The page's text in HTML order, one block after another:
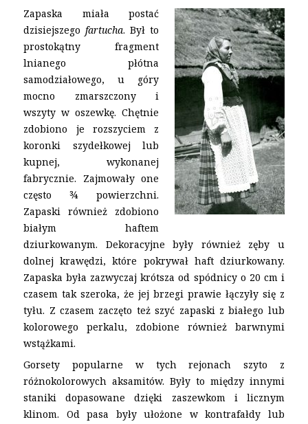
Zapaska miała postać
dzisiejszegofartucha. Był to
prostokątny fragment
lnianego płótna
samodziałowego, u góry
mocno zmarszczony i
wszyty w oszewkę. Chętnie
zdobiono je rozszyciem z
koronki szydełkowej lub
kupnej, wykonanej
fabrycznie. Zajmowały one
często ¾ powierzchni.
Zapaski również zdobiono
białym haftem
dziurkowanym. Dekoracyjne były również zęby u
dolnej krawędzi, które pokrywał haft dziurkowany.
Zapaska była zazwyczaj krótsza od spódnicy o 20 cm i
czasem tak szeroka, że jej brzegi prawie łączyły się z
tyłu. Z czasem zaczęto też szyć zapaski z białego lub
kolorowego perkalu, zdobione również barwnymi
wstążkami.
Gorsety popularne w tych rejonach szyto z
różnokolorowych aksamitów. Były to między innymi
staniki dopasowane dzięki zaszewkom i licznym
klinom. Od pasa były ułożone w kontrafałdy lub